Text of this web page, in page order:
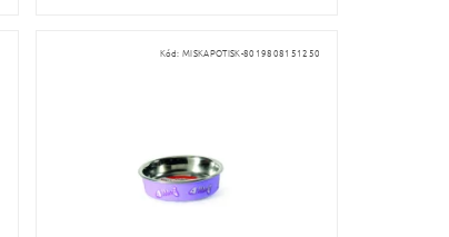
Kód:MISKAPOTISK-8019808151250